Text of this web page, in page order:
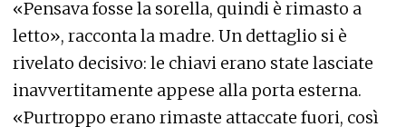
«Pensava fosse la sorella, quindi è rimasto a
letto», racconta la madre. Un dettaglio si è
rivelato decisivo: le chiavi erano state lasciate
inavvertitamente appese alla porta esterna.
«Purtroppo erano rimaste attaccate fuori, così